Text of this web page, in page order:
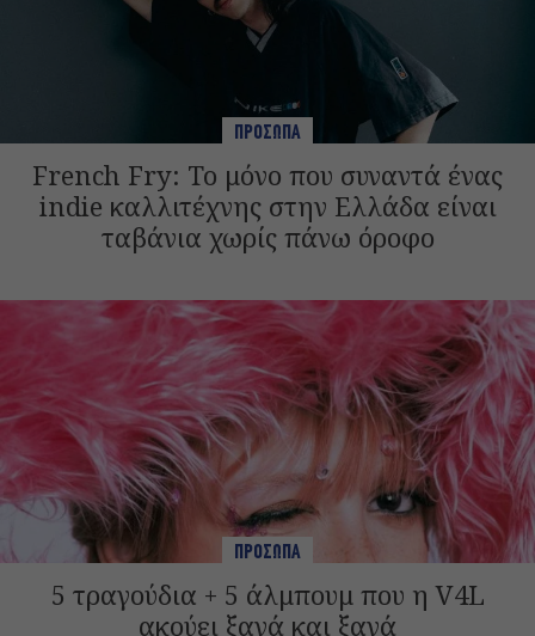
ΠΡΟΣΩΠΑ
French Fry: Το μόνο που συναντά ένας
indie καλλιτέχνης στην Ελλάδα είναι
ταβάνια χωρίς πάνω όροφο
ΠΡΟΣΩΠΑ
5 τραγούδια + 5 άλμπουμ που η V4L
ακούει ξανά και ξανά